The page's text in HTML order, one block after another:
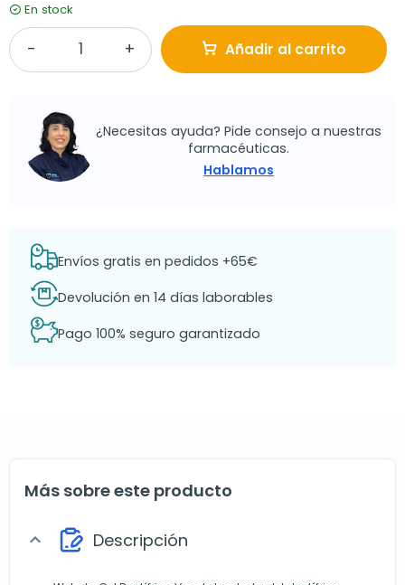
En stock
Añadir al carrito
¿Necesitas ayuda? Pide consejo a nuestras
farmacéuticas.
Hablamos
Envíos gratis en pedidos +65€
Devolución en 14 días laborables
Pago 100% seguro garantizado
Más sobre este producto
expand_more Descripción